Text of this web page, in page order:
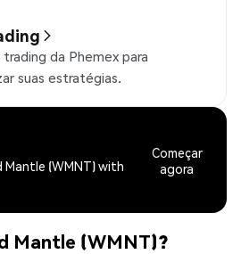
da Phemex para
suas estratégias.
Mantle (WMNT) with
Começar
agora
Mantle (WMNT)?